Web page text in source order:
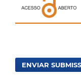
ENVIAR